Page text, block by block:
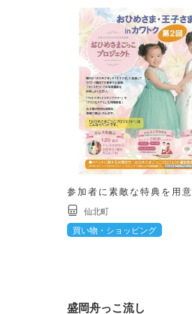
参加者に素敵な特典を用意
仙北町
買い物・ショッピング
盛岡舟っこ流し